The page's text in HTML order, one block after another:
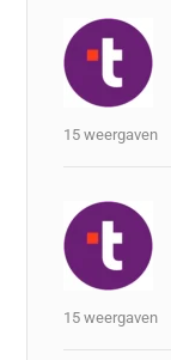
15 weergaven
15 weergaven